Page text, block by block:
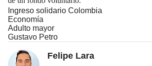
Ingreso solidario Colombia
Economía
Adulto mayor
Gustavo Petro
Felipe Lara